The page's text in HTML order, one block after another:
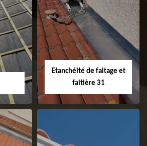
Etanchéité de faitage et
faitière 31